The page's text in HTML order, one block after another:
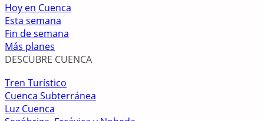
Hoy en Cuenca
Esta semana
Fin de semana
Más planes
DESCUBRE CUENCA
Tren Turístico
Cuenca Subterránea
Luz Cuenca